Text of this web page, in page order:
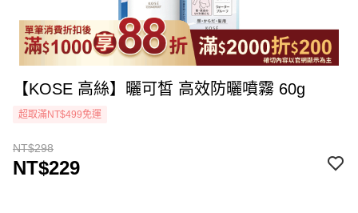
【KOSE 高絲】曬可皙 高效防曬噴霧 60g
超取滿NT$499免運
NT$298
NT$229